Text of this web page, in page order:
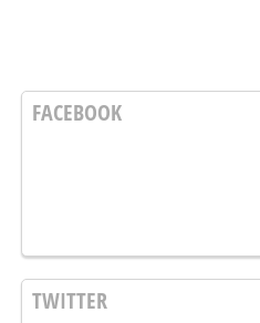
FACEBOOK
TWITTER